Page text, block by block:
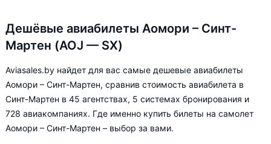
Дешёвые авиабилеты Аомори – Синт-
Мартен (AOJ — SX)
Aviasales.by найдет для вас самые дешевые авиабилеты
Аомори – Синт-Мартен, сравнив стоимость авиабилета в
Синт-Мартен в 45 агентствах, 5 системах бронирования и
728 авиакомпаниях. Где именно купить билеты на самолет
Аомори – Синт-Мартен – выбор за вами.